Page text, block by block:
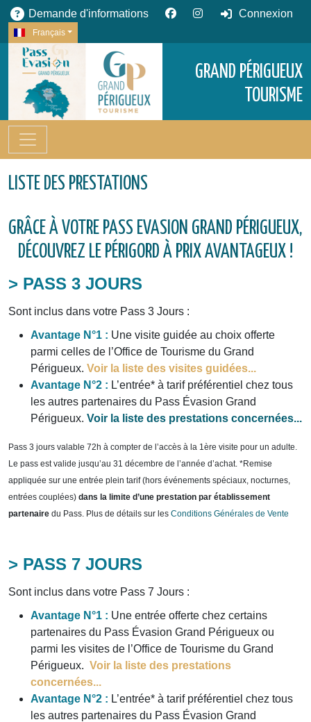
Demande d'informations Connexion
Français
GRAND PÉRIGUEUX
TOURISME
LISTE DES PRESTATIONS
GRÂCE À VOTRE PASS EVASION GRAND PÉRIGUEUX,
DÉCOUVREZ LE PÉRIGORD À PRIX AVANTAGEUX !
> PASS 3 JOURS
Sont inclus dans votre Pass 3 Jours :
Avantage N°1 : Une visite guidée au choix offerte
parmi celles de l’Office de Tourisme du Grand
Périgueux. Voir la liste des visites guidées...
Avantage N°2 : L’entrée* à tarif préférentiel chez tous
les autres partenaires du Pass Évasion Grand
Périgueux. Voir la liste des prestations concernées...
Pass 3 jours valable 72h à compter de l’accès à la 1ère visite pour un adulte.
Le pass est valide jusqu’au 31 décembre de l’année d’achat. *Remise
appliquée sur une entrée plein tarif (hors événements spéciaux, nocturnes,
entrées couplées) dans la limite d’une prestation par établissement
partenaire du Pass. Plus de détails sur les Conditions Générales de Vente
> PASS 7 JOURS
Sont inclus dans votre Pass 7 Jours :
Avantage N°1 : Une entrée offerte chez certains
partenaires du Pass Évasion Grand Périgueux ou
parmi les visites de l’Office de Tourisme du Grand
Périgueux. Voir la liste des prestations
concernées...
Avantage N°2 : L’entrée* à tarif préférentiel chez tous
les autres partenaires du Pass Évasion Grand